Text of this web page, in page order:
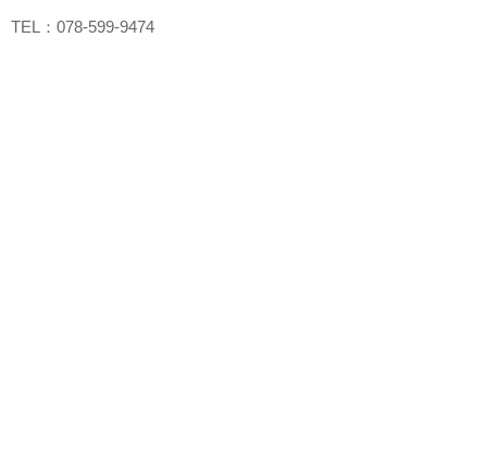
TEL：078-599-9474